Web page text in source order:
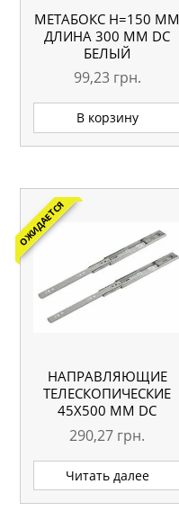
МЕТАБОКС H=150 ММ
ДЛИНА 300 ММ DC
БЕЛЫЙ
99,23 грн.
В корзину
ОЖИДАЕТСЯ
НАПРАВЛЯЮЩИЕ
ТЕЛЕСКОПИЧЕСКИЕ
45Х500 ММ DC
290,27 грн.
Читать далее